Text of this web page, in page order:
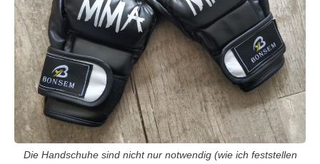
Die Handschuhe sind nicht nur notwendig (wie ich feststellen